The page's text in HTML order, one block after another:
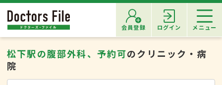
会員登録 ログイン メニュー
松下駅の腹部外科、予約可のクリニック・病
院